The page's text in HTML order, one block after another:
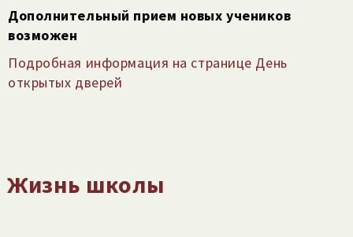
Дополнительный прием новых учеников
возможен
Подробная информация на странице День
открытых дверей
Жизнь школы